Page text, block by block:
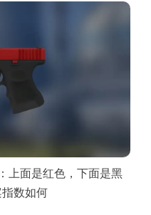
上面是红色，下面是黑
数如何